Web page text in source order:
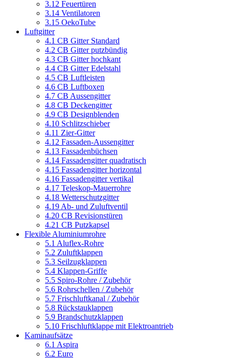
3.12 Feuertüren
3.14 Ventilatoren
3.15 OekoTube
Luftgitter
4.1 CB Gitter Standard
4.2 CB Gitter putzbündig
4.3 CB Gitter hochkant
4.4 CB Gitter Edelstahl
4.5 CB Luftleisten
4.6 CB Luftboxen
4.7 CB Aussengitter
4.8 CB Deckengitter
4.9 CB Designblenden
4.10 Schlitzschieber
4.11 Zier-Gitter
4.12 Fassaden-Aussengitter
4.13 Fassadenbüchsen
4.14 Fassadengitter quadratisch
4.15 Fassadengitter horizontal
4.16 Fassadengitter vertikal
4.17 Teleskop-Mauerrohre
4.18 Wetterschutzgitter
4.19 Ab- und Zuluftventil
4.20 CB Revisionstüren
4.21 CB Putzkapsel
Flexible Aluminiumrohre
5.1 Aluflex-Rohre
5.2 Zuluftklappen
5.3 Seilzugklappen
5.4 Klappen-Griffe
5.5 Spiro-Rohre / Zubehör
5.6 Rohrschellen / Zubehör
5.7 Frischluftkanal / Zubehör
5.8 Rückstauklappen
5.9 Brandschutzklappen
5.10 Frischluftklappe mit Elektroantrieb
Kaminaufsätze
6.1 Aspira
6.2 Euro